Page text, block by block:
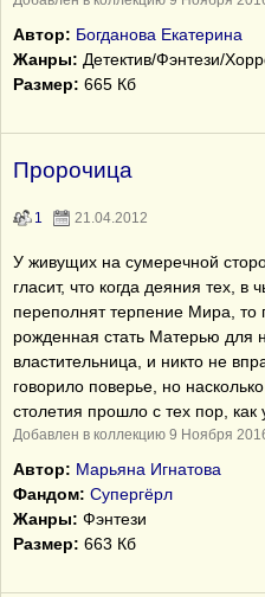
Автор: Богданова Екатерина
Жанры: Детектив/Фэнтези/
Размер: 665 Кб
Пророчица
1 21.04.2012
У живущих на сумеречной
гласит, что когда деяния тех, в
переполнят терпение Мира,
рожденная стать Матерью для
властительница, и никто не
говорило поверье, но
столетия прошло с тех пор,
Добавлен в коллекцию 9 Ноября
Автор: Марьяна Игнатова
Фандом: Супергёрл
Жанры: Фэнтези
Размер: 663 Кб